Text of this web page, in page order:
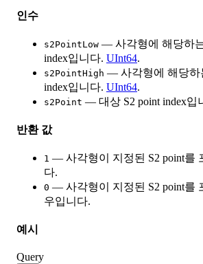
인수
s2PointLow — 사각형에 해당하
index입니다. UInt64.
s2PointHigh — 사각형에 해당하
index입니다. UInt64.
s2Point — 대상 S2 point index입
반환 값
1 — 사각형이 지정된 S2 point를
다.
0 — 사각형이 지정된 S2 point를
우입니다.
예시
Query